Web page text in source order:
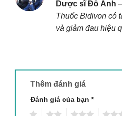
Được xếp
hạng
sao
Dược sĩ Đỗ Ánh –
Thuốc Bidivon có
và giảm đau hiệu
Thêm đánh giá
Đánh giá của bạn *